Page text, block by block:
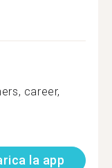
career,
la app